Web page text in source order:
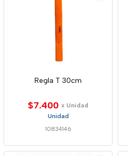
Regla T 30cm
$7.400 x Unidad
Unidad
10834146